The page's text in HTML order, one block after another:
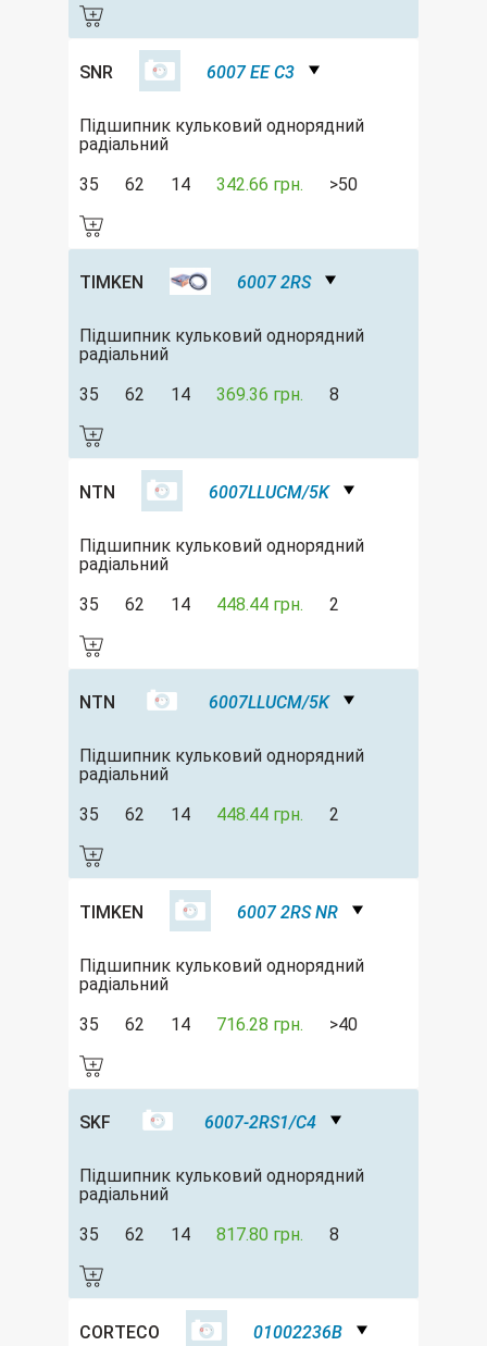
SNR 6007 EE C3
Підшипник кульковий однорядний
радіальний
35
62 14 342.66 грн. >50
TIMKEN 6007 2RS
Підшипник кульковий однорядний
радіальний
35
62 14 369.36 грн. 8
NTN 6007LLUCM/5K
Підшипник кульковий однорядний
радіальний
35
62 14 448.44 грн. 2
NTN 6007LLUCM/5K
Підшипник кульковий однорядний
радіальний
35
62 14 448.44 грн. 2
TIMKEN 6007 2RS NR
Підшипник кульковий однорядний
радіальний
35
62 14 716.28 грн. >40
SKF 6007-2RS1/C4
Підшипник кульковий однорядний
радіальний
35
62 14 817.80 грн. 8
CORTECO 01002236B